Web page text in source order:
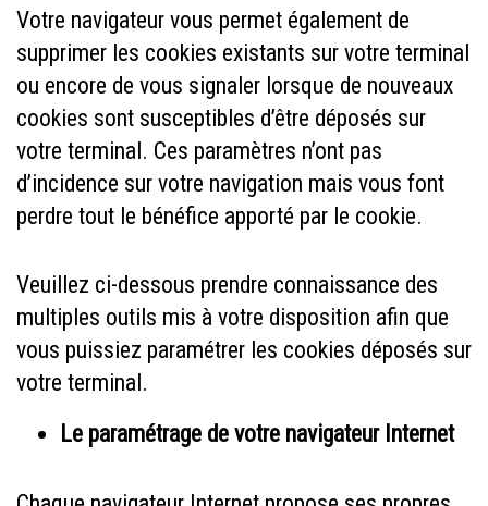
Votre navigateur vous permet également de
supprimer les cookies existants sur votre terminal
ou encore de vous signaler lorsque de nouveaux
cookies sont susceptibles d’être déposés sur
votre terminal. Ces paramètres n’ont pas
d’incidence sur votre navigation mais vous font
perdre tout le bénéfice apporté par le cookie.
Veuillez ci-dessous prendre connaissance des
multiples outils mis à votre disposition afin que
vous puissiez paramétrer les cookies déposés sur
votre terminal.
Le paramétrage de votre navigateur Internet